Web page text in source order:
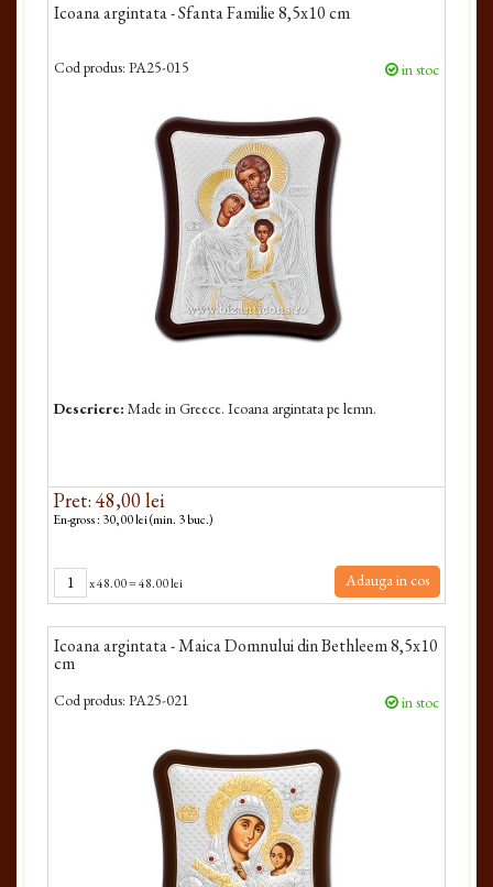
Icoana argintata - Sfanta Familie 8,5x10 cm
Cod produs: PA25-015 in stoc
Descriere: Made in Greece. Icoana argintata pe lemn.
Pret: 48,00 lei
En-gross : 30,00 lei (min. 3 buc.)
x48.00=48.00 lei Adauga in cos
Icoana argintata - Maica Domnului din Bethleem 8,5x10
cm
Cod produs: PA25-021 in stoc